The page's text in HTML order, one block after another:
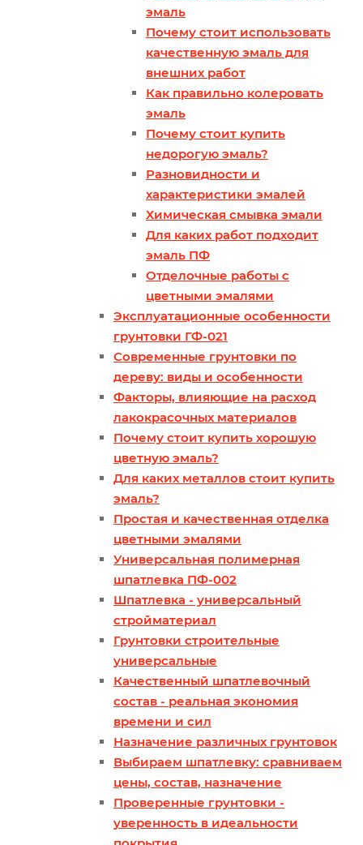
эмаль
Почему стоит использовать
качественную эмаль для
внешних работ
Как правильно колеровать
эмаль
Почему стоит купить
недорогую эмаль?
Разновидности и
характеристики эмалей
Химическая смывка эмали
Для каких работ подходит
эмаль ПФ
Отделочные работы с
цветными эмалями
Эксплуатационные особенности
грунтовки ГФ-021
Современные грунтовки по
дереву: виды и особенности
Факторы, влияющие на расход
лакокрасочных материалов
Почему стоит купить хорошую
цветную эмаль?
Для каких металлов стоит купить
эмаль?
Простая и качественная отделка
цветными эмалями
Универсальная полимерная
шпатлевка ПФ-002
Шпатлевка - универсальный
стройматериал
Грунтовки строительные
универсальные
Качественный шпатлевочный
состав - реальная экономия
времени и сил
Назначение различных грунтовок
Выбираем шпатлевку: сравниваем
цены, состав, назначение
Проверенные грунтовки -
уверенность в идеальности